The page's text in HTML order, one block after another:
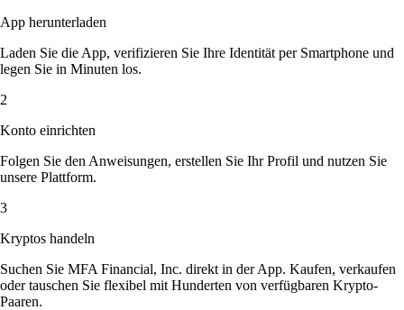
App herunterladen
Laden Sie die App, verifizieren Sie Ihre Identität per Smartphone und
legen Sie in Minuten los.
2
Konto einrichten
Folgen Sie den Anweisungen, erstellen Sie Ihr Profil und nutzen Sie
unsere Plattform.
3
Kryptos handeln
Suchen Sie MFA Financial, Inc. direkt in der App. Kaufen, verkaufen
oder tauschen Sie flexibel mit Hunderten von verfügbaren Krypto-
Paaren.